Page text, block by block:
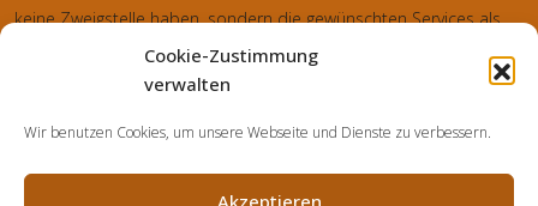
Cookie-Zustimmung
verwalten
Wir benutzen Cookies, um unsere Webseite und Dienste zu verbessern.
Akzeptieren
keine Zweigstelle haben, sondern die gewünschten Services als
mobiler Dienstleister zu unserem fairen Ortstarif bieten. Neben
eigenen Monteuren arbeiten wir in Ausnahmen auch mit
weiter vermitteln. Im Falle eines vermittelten Auftrages können wir
nicht für die Schnelligkeit, Qualität und Preise der Fremdfirmen